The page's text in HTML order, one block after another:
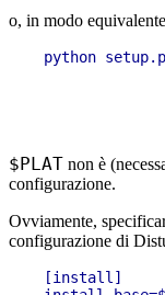
o, in modo
python
$PLAT non è
configurazione.
Ovviamente,
configurazione di
[install]